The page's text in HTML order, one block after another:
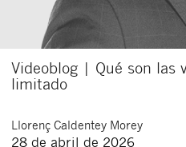
Videoblog | Qué son las
limitado
Llorenç Caldentey Morey
28 de abril de 2026